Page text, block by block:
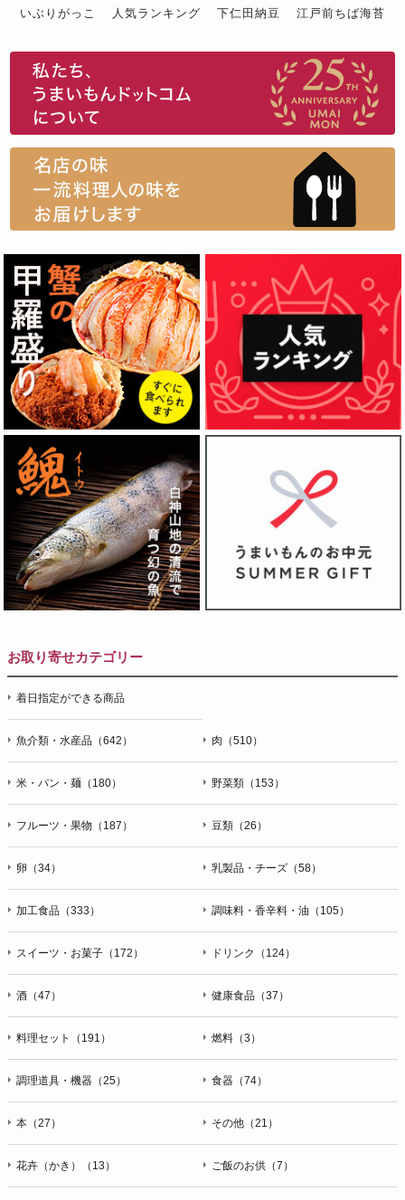
いぶりがっこ 人気ランキング 下仁田納豆
江戸前ちば海苔
お取り寄せカテゴリー
着日指定ができる商品
魚介類・水産品（642） 肉（510）
米・パン・麺（180） 野菜類（153）
フルーツ・果物（187） 豆類（26）
卵（34） 乳製品・チーズ（58）
加工食品（333） 調味料・香辛料・油（105）
スイーツ・お菓子（172） ドリンク（124）
酒（47） 健康食品（37）
料理セット（191） 燃料（3）
調理道具・機器（25） 食器（74）
本（27） その他（21）
花卉（かき）（13） ご飯のお供（7）